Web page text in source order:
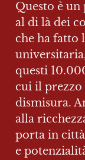
Questo è un
al di là dei
che ha fatto
questi
cui il prezzo
dismisura.
alla
porta in
e